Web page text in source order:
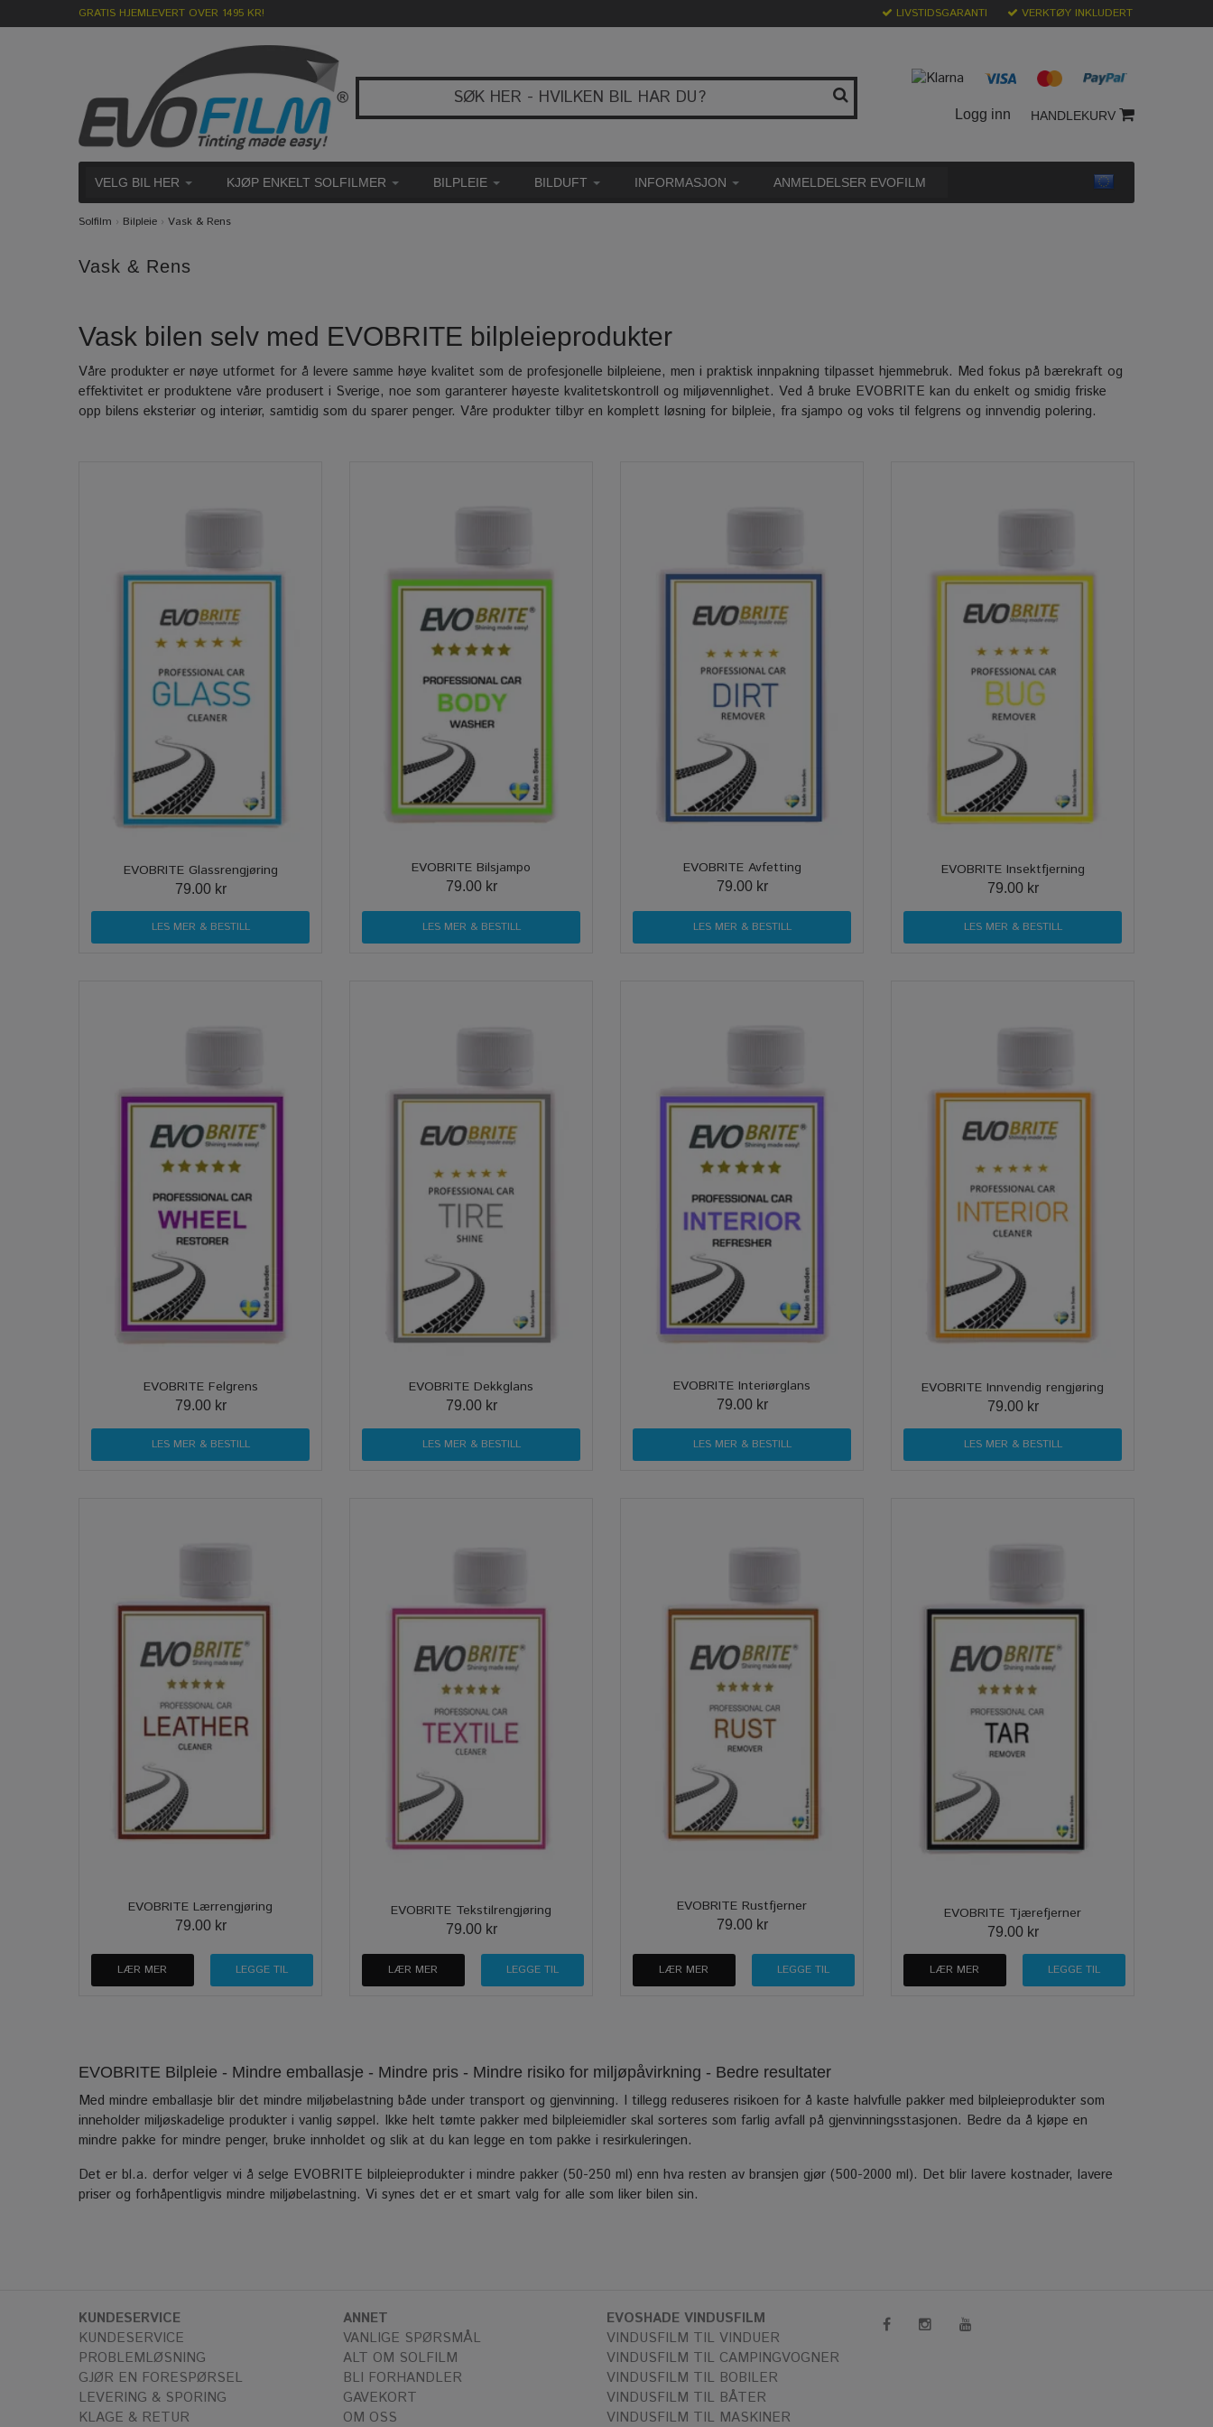
GRATIS HJEMLEVERT OVER 1495 KR! LIVSTIDSGARANTI VERKTØY INKLUDERT
Logg inn HANDLEKURV
VELG BIL HER KJØP ENKELT SOLFILMER BILPLEIE BILDUFT INFORMASJON ANMELDELSER EVOFILM
Solfilm › Bilpleie › Vask & Rens
Vask & Rens
Vask bilen selv med EVOBRITE bilpleieprodukter
Våre produkter er nøye utformet for å levere samme høye kvalitet som de profesjonelle bilpleiene, men i praktisk innpakning tilpasset hjemmebruk. Med fokus på bærekraft og
effektivitet er produktene våre produsert i Sverige, noe som garanterer høyeste kvalitetskontroll og miljøvennlighet. Ved å bruke EVOBRITE kan du enkelt og smidig friske
opp bilens eksteriør og interiør, samtidig som du sparer penger. Våre produkter tilbyr en komplett løsning for bilpleie, fra sjampo og voks til felgrens og innvendig polering.
EVOBRITE Glassrengjøring
79.00 kr
LES MER & BESTILL
EVOBRITE Bilsjampo
79.00 kr
LES MER & BESTILL
EVOBRITE Avfetting
79.00 kr
LES MER & BESTILL
EVOBRITE Insektfjerning
79.00 kr
LES MER & BESTILL
EVOBRITE Felgrens
79.00 kr
LES MER & BESTILL
EVOBRITE Dekkglans
79.00 kr
LES MER & BESTILL
EVOBRITE Interiørglans
79.00 kr
LES MER & BESTILL
EVOBRITE Innvendig rengjøring
79.00 kr
LES MER & BESTILL
EVOBRITE Lærrengjøring
79.00 kr
LÆR MER
EVOBRITE Tekstilrengjøring
79.00 kr
LÆR MER
EVOBRITE Rustfjerner
79.00 kr
LÆR MER
EVOBRITE Tjærefjerner
79.00 kr
LÆR MER
EVOBRITE Bilpleie - Mindre emballasje - Mindre pris - Mindre risiko for miljøpåvirkning - Bedre resultater
Med mindre emballasje blir det mindre miljøbelastning både under transport og gjenvinning. I tillegg reduseres risikoen for å kaste halvfulle pakker med bilpleieprodukter som
inneholder miljøskadelige produkter i vanlig søppel. Ikke helt tømte pakker med bilpleiemidler skal sorteres som farlig avfall på gjenvinningsstasjonen. Bedre da å kjøpe en
mindre pakke for mindre penger, bruke innholdet og slik at du kan legge en tom pakke i resirkuleringen.
Det er bl.a. derfor velger vi å selge EVOBRITE bilpleieprodukter i mindre pakker (50-250 ml) enn hva resten av bransjen gjør (500-2000 ml). Det blir lavere kostnader, lavere
priser og forhåpentligvis mindre miljøbelastning. Vi synes det er et smart valg for alle som liker bilen sin.
KUNDESERVICE
KUNDESERVICE
PROBLEMLØSNING
GJØR EN FORESPØRSEL
LEVERING & SPORING
KLAGE & RETUR
ANNET
VANLIGE SPØRSMÅL
ALT OM SOLFILM
BLI FORHANDLER
GAVEKORT
OM OSS
EVOSHADE VINDUSFILM
VINDUSFILM TIL VINDUER
VINDUSFILM TIL CAMPINGVOGNER
VINDUSFILM TIL BOBILER
VINDUSFILM TIL BÅTER
VINDUSFILM TIL MASKINER